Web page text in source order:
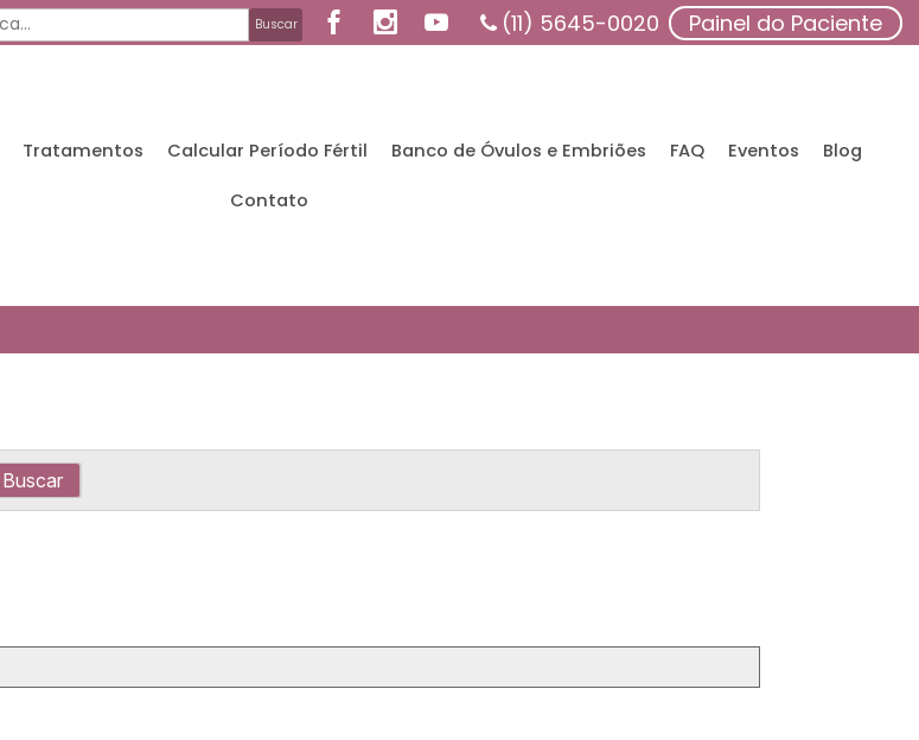
(11) 5645-0020 Painel do Paciente
Tratamentos Calcular Período Fértil Banco de Óvulos e Embriões FAQ Eventos Blog
Contato